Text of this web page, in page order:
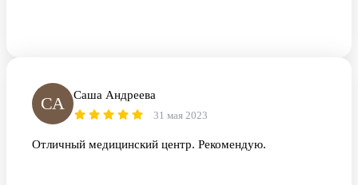
СА Саша Андреева
31 мая 2023
Отличный медицинский центр. Рекомендую.